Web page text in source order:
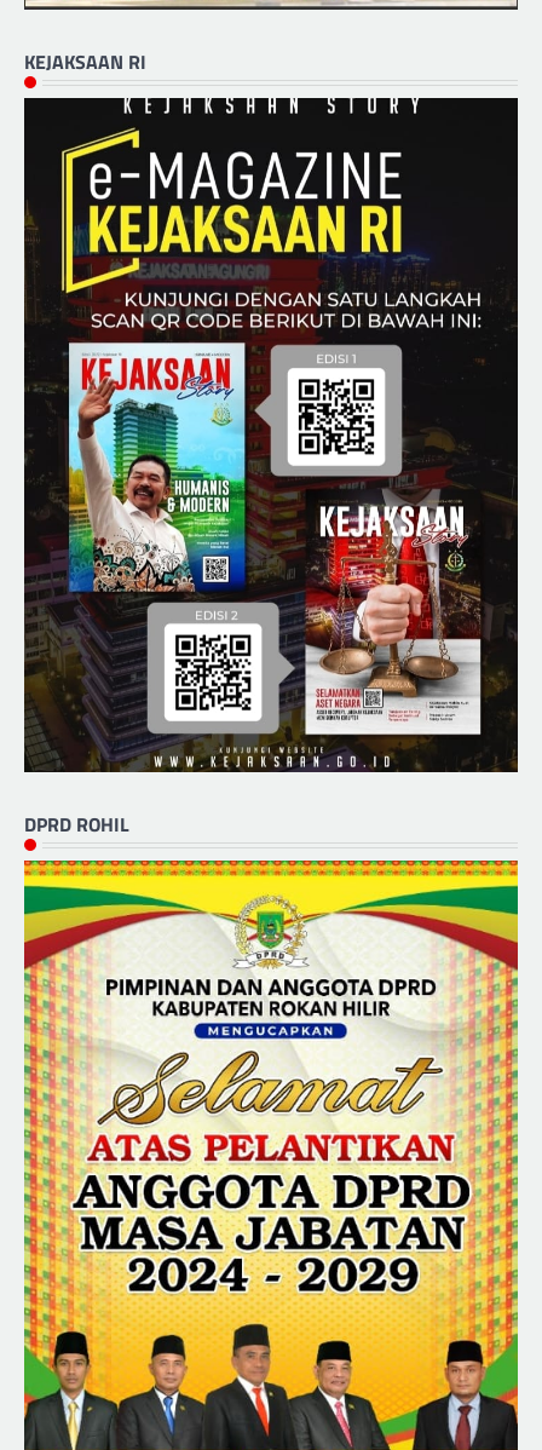
KEJAKSAAN RI
DPRD ROHIL